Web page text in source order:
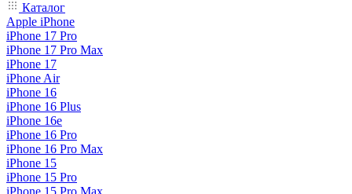
Каталог
Apple iPhone
iPhone 17 Pro
iPhone 17 Pro Max
iPhone 17
iPhone Air
iPhone 16
iPhone 16 Plus
iPhone 16e
iPhone 16 Pro
iPhone 16 Pro Max
iPhone 15
iPhone 15 Pro
iPhone 15 Pro Max